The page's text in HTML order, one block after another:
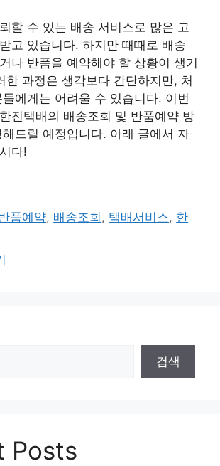
할 수 있는 배송 서비스로 많은 고
고 있습니다. 하지만 때때로 배송
나 반품을 예약해야 할 상황이 생기
한 과정은 생각보다 간단하지만, 처
에게는 어려울 수 있습니다. 이번
진택배의 배송조회 및 반품예약 방
드릴 예정입니다. 아래 글에서 자
다!
품예약, 배송조회 , 택배서비스, 한
검색
Posts